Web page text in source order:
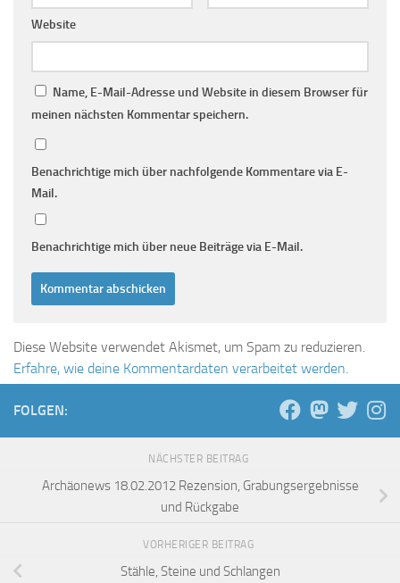
Website
Name, E-Mail-Adresse und Website in diesem Browser für
meinen nächsten Kommentar speichern.
Benachrichtige mich über nachfolgende Kommentare via E-
Mail.
Benachrichtige mich über neue Beiträge via E-Mail.
Diese Website verwendet Akismet, um Spam zu reduzieren.
Erfahre, wie deine Kommentardaten verarbeitet werden.
FOLGEN:
NÄCHSTER BEITRAG
Archäonews 18.02.2012 Rezension, Grabungsergebnisse
und Rückgabe
VORHERIGER BEITRAG
Stähle, Steine und Schlangen